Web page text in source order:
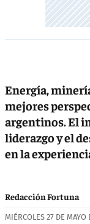
Energía,
mejores
argentinos. El
liderazgo y el
en la
Redacción Fortuna
MIÉRCOLES 27 DE